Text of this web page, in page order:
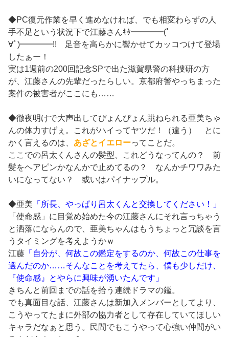
◆PC復元作業を早く進めなければ、でも相変わらずの人
手不足という状況下で江藤さんｷﾀ━━━━(ﾟ
∀ﾟ)━━━━!! 足音を高らかに響かせてカッコつけて登場
したぁー！
実は1週前の200回記念SPで出た滋賀県警の科捜研の方
が、江藤さんの先輩だったらしい。京都府警やっちまった
案件の被害者がここにも……
◆徹夜明けで大声出してぴょんぴょん跳ねられる亜美ちゃ
んの体力すげぇ。これがハイってヤツだ！（違う） とに
かく言えるのは、 あざとイエローってことだ。
ここでの呂太くんさんの髪型、これどうなってんの？ 前
髪をヘアピンかなんかで止めてるの？ なんかチワワみた
いになってない？ 或いはパイナップル。
◆亜美 「所長、やっぱり呂太くんと交換してください！」
「使命感」に目覚め始めた今の江藤さんにそれ言っちゃう
と洒落にならんので、亜美ちゃんはもうちょっと冗談を言
うタイミングを考えようかｗ
江藤 「自分が、何故この鑑定をするのか、何故この仕事を
選んだのか……そんなことを考えてたら、僕も少しだけ、
『使命感』とやらに興味が湧いたんです」
きちんと前回までの話を拾う連続ドラマの鑑。
でも真面目な話、江藤さんは新加入メンバーとしてより、
こうやってたまに外部の協力者として存在していてほしい
キャラだなぁと思う。民間でもこうやって心強い仲間がい